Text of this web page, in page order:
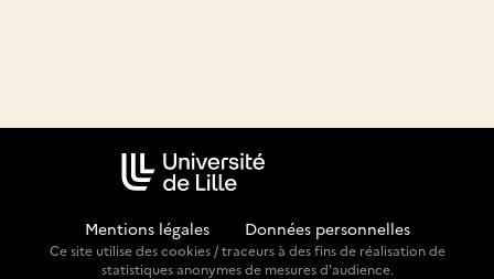
Mentions légales Données personnelles
Ce site utilise des cookies / traceurs à des fins de réalisation de
statistiques anonymes de mesures d'audience.